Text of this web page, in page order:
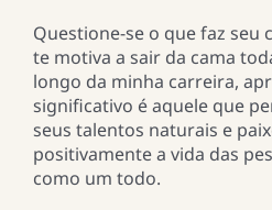
Questione-se o que faz seu
te motiva a sair da cama
longo da minha carreira,
significativo é aquele que
seus talentos naturais e
positivamente a vida das
como um todo.